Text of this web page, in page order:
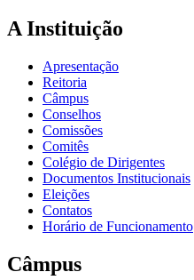
A Instituição
Apresentação
Reitoria
Câmpus
Conselhos
Comissões
Comitês
Colégio de Dirigentes
Documentos Institucionais
Eleições
Contatos
Horário de Funcionamento
Câmpus